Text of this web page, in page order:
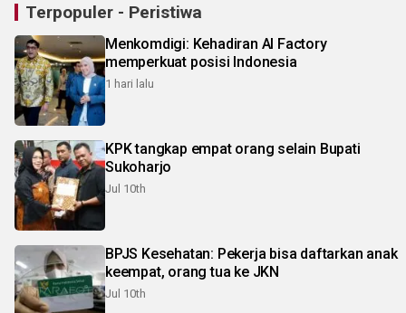
Terpopuler - Peristiwa
Menkomdigi: Kehadiran AI Factory
memperkuat posisi Indonesia
1 hari lalu
KPK tangkap empat orang selain Bupati
Sukoharjo
Jul 10th
BPJS Kesehatan: Pekerja bisa daftarkan anak
keempat, orang tua ke JKN
Jul 10th